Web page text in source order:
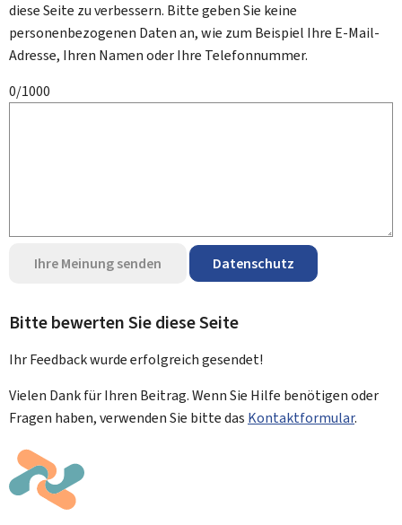
diese Seite zu verbessern. Bitte geben Sie keine
personenbezogenen Daten an, wie zum Beispiel Ihre E-Mail-
Adresse, Ihren Namen oder Ihre Telefonnummer.
0/1000
Ihre Meinung senden Datenschutz
Bitte bewerten Sie diese Seite
Ihr Feedback wurdeerfolgreichgesendet!
Vielen Dank für Ihren Beitrag. Wenn Sie Hilfe benötigen oder
Fragen haben, verwenden Sie bitte das Kontaktformular.